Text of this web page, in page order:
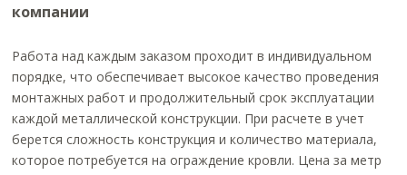
компании
Работа над каждым заказом проходит в индивидуальном
порядке, что обеспечивает высокое качество проведения
монтажных работ и продолжительный срок эксплуатации
каждой металлической конструкции. При расчете в учет
берется сложность конструкция и количество материала,
которое потребуется на ограждение кровли. Цена за метр